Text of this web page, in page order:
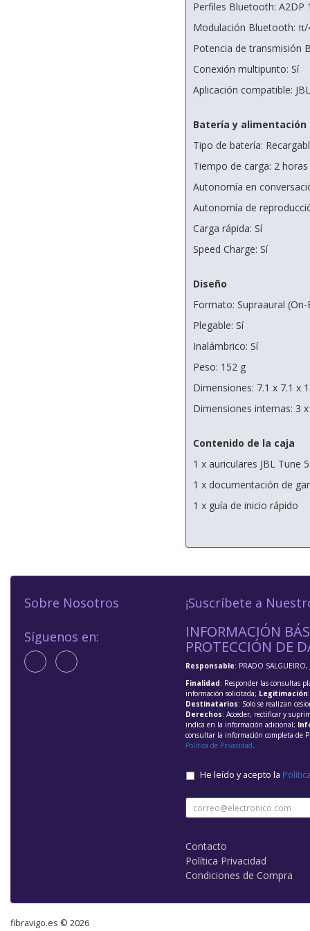
Perfiles Bluetooth: A2DP
Modulación Bluetooth: π/
Potencia de transmisión
Conexión multipunto: Sí
Aplicación compatible:
Batería y alimentación
Tipo de batería:
Tiempo de carga: 2 horas
Autonomía en
Autonomía de
Carga rápida: Sí
Speed Charge: Sí
Diseño
Formato: Supraaural (On-
Plegable: Sí
Inalámbrico: Sí
Peso: 152 g
Dimensiones: 7.1 x 7.1 x
Dimensiones internas: 3
Contenido de la caja
1 x auriculares JBL Tune
1 x documentación de
1 x guía de inicio rápido
Sobre Nosotros
Síguenos en:
¡Suscríbete a
INFORMACIÓN
PROTECCIÓN DE
Responsable: PRADO SALGUEIRO,
Finalidad: Responder las consultas
información solicitada; Legitimación
Destinatarios: Solo se realizan
Derechos: Acceder, rectificar y
indica en la información adicional;
consultar la información completa de
Política de Privacidad.
He leído y acepto la
Contacto
Política Privacidad
Condiciones de Compra
fibravigo.es © 2026